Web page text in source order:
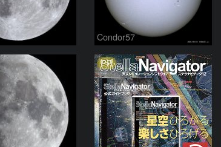
Condor57
PR